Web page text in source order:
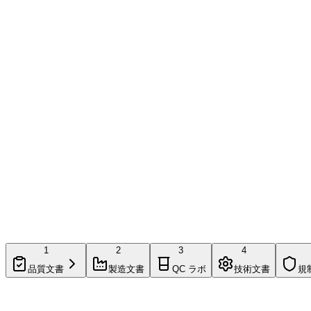
1
品質文書
2
製造文書
3
QC ラボ
4
技術文書
規